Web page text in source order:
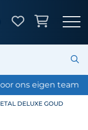
ons eigen team
DELUXE GOUD